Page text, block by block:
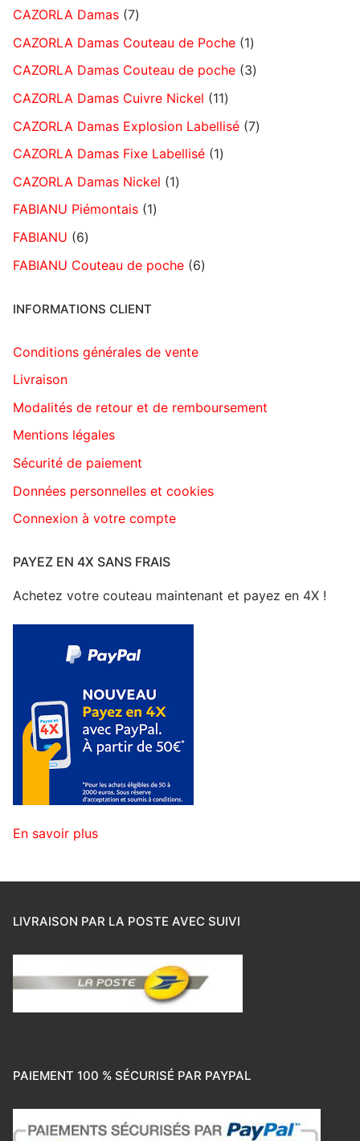
CAZORLA Damas 7
CAZORLA Damas Couteau de Poche 1
CAZORLA Damas Couteau de poche 3
CAZORLA Damas Cuivre Nickel
11
CAZORLA Damas Explosion Labellisé 7
CAZORLA Damas Fixe Labellisé 1
CAZORLA Damas Nickel
1
FABIANU Piémontais 1
FABIANU
6
FABIANU Couteau de poche 6
INFORMATIONS CLIENT
Conditions générales de vente
Livraison
Modalités de retour et de remboursement
Mentions légales
Sécurité de paiement
Données personnelles et cookies
Connexion à votre compte
PAYEZ EN 4X SANS FRAIS
Achetez votre couteau maintenant et payez en 4X !
En savoir plus
LIVRAISON PAR LA POSTE AVEC SUIVI
PAIEMENT 100 % SÉCURISÉ PAR PAYPAL